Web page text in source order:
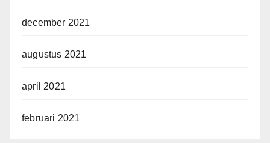
december 2021
augustus 2021
april 2021
februari 2021